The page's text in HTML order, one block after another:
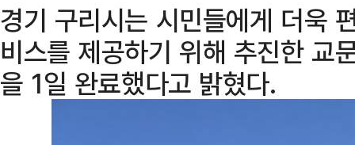
경기 구리시는 시민들에게 더욱
비스를 제공하기 위해 추진한 교
을 1일 완료했다고 밝혔다.